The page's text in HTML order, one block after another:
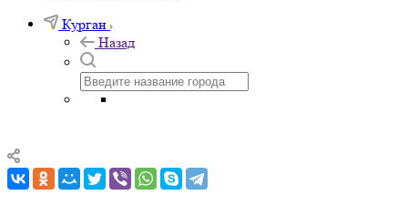
Курган
Назад